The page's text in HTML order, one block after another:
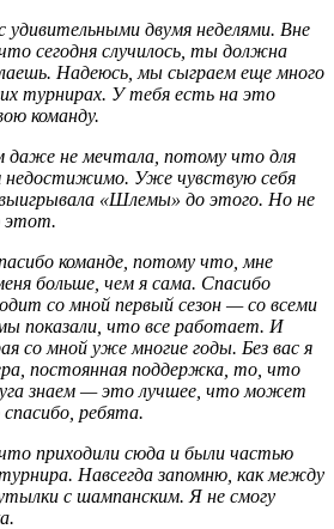
двумя неделями. Вне
сегодня случилось, ты должна
Надеюсь, мы сыграем еще много
турнирах. У тебя есть на это
команду.
даже не мечтала, потому что для
недостижимо. Уже чувствую себя
«Шлемы» до этого. Но не
этот.
команде, потому что, мне
больше, чем я сама. Спасибо
со мной первый сезон — со всеми
показали, что все работает. И
со мной уже многие годы. Без вас я
постоянная поддержка, то, что
знаем — это лучшее, что может
ребята.
приходили сюда и были частью
Навсегда запомню, как между
с шампанским. Я не смогу